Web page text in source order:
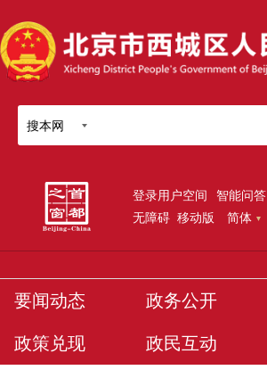
搜本网
登录用户空间 智能问答
无障碍 移动版 简体
要闻动态 政务公开
政策兑现 政民互动